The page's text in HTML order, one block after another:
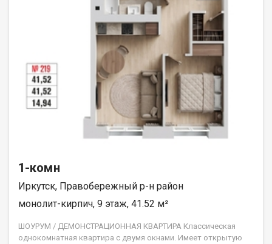
1-комн
Иркутск, Правобережный р-н район
монолит-кирпич, 9 этаж, 41.52 м²
ШОУРУМ / ДЕМОНСТРАЦИОННАЯ КВАРТИРА Классическая
однокомнатная квартира с двумя окнами. Имеет открытую